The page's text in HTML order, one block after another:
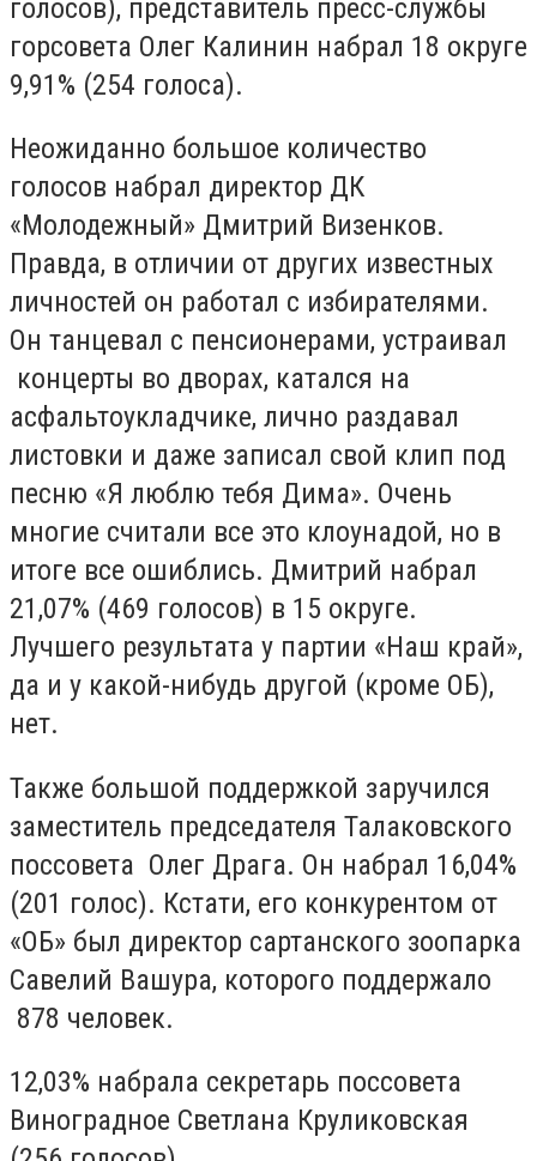
голосов), представитель пресс-службы
горсовета Олег Калинин набрал 18 округе
9,91% (254 голоса).
Неожиданно большое количество
голосов набрал директор ДК
«Молодежный» Дмитрий Визенков.
Правда, в отличии от других известных
личностей он работал с избирателями.
Он танцевал с пенсионерами, устраивал
концерты во дворах, катался на
асфальтоукладчике, лично раздавал
листовки и даже записал свой клип под
песню «Я люблю тебя Дима». Очень
многие считали все это клоунадой, но в
итоге все ошиблись. Дмитрий набрал
21,07% (469 голосов) в 15 округе.
Лучшего результата у партии «Наш край»,
да и у какой-нибудь другой (кроме ОБ),
нет.
Также большой поддержкой заручился
заместитель председателя Талаковского
поссовета Олег Драга. Он набрал 16,04%
(201 голос). Кстати, его конкурентом от
«ОБ» был директор сартанского зоопарка
Савелий Вашура, которого поддержало
878 человек.
12,03% набрала секретарь поссовета
Виноградное Светлана Круликовская